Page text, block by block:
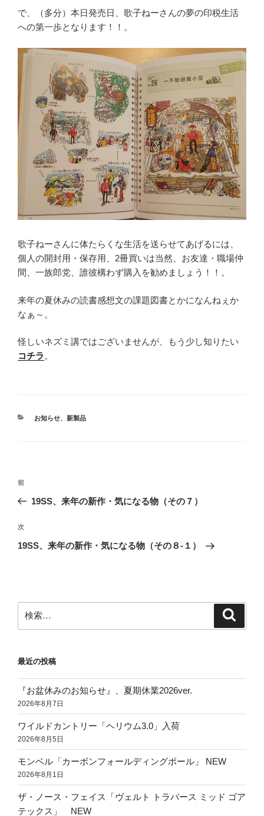
で、（多分）本日発売日、歌子ねーさんの夢の印税生活
への第一歩となります！！。
歌子ねーさんに体たらくな生活を送らせてあげるには、
個人の開封用・保存用、2冊買いは当然、お友達・職場仲
間、一族郎党、誰彼構わず購入を勧めましょう！！。
来年の夏休みの読書感想文の課題図書とかになんねぇか
なぁ～。
怪しいネズミ講ではございませんが、もう少し知りたい
コチラ。
カ
お知らせ、 新製品
投
ビ
ゲ
ン
前
の
稿
前
19SS、来年の新作・気になる物（その７）
次
の
次
19SS、来年の新作・気になる物（その８-１）
索:
最近の投稿
『お盆休みのお知らせ』、夏期休業2026ver.
2026年8月7日
ワイルドカントリー「ヘリウム3.0」入荷
2026年8月5日
モンベル「カーボンフォールディングポール」 NEW
2026年8月1日
ザ・ノース・フェイス「ヴェルト トラバース ミッド ゴア
テックス」 NEW